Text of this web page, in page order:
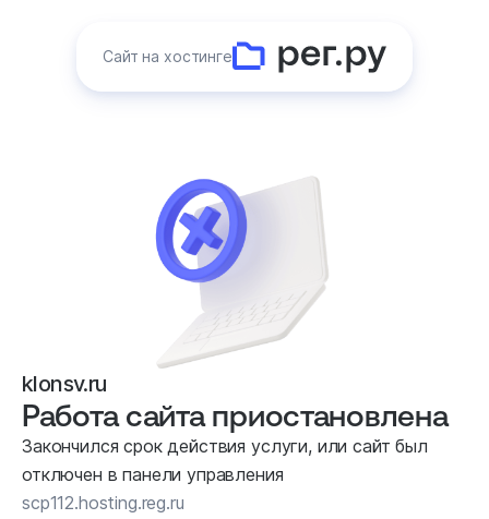
Сайт на хостинге
klonsv.ru
Работа сайта приостановлена
Закончился срок действия услуги, или сайт был
отключен в панели управления
scp112.hosting.reg.ru